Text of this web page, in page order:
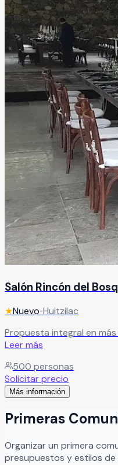
Salón Rincón del
★Nuevo•Huitzilac
Propuesta integral en
Leer más
500 personas
Solicitar precio
Más información
Primeras
Organizarun primera
presupuestos y estilos de